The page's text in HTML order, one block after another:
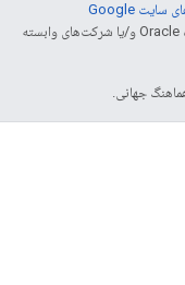
خطمشی‌های سایت Google
مراجعه کنید. جاوا علامت تجاری ثبت‌شده Oracle و/یا شرکت‌های وابسته